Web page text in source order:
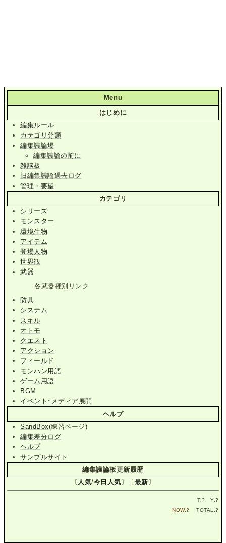
Menu
はじめに
編集ルール
カテゴリ分類
編集議論場
編集議論の前に
雑談板
旧編集議論過去ログ
管理・要望
カテゴリ
シリーズ
モンスター
環境生物
アイテム
登場人物
世界観
武器
各武器種別リンク
防具
システム
スキル
オトモ
クエスト
アクション
フィールド
モンハン用語
ゲーム用語
BGM
イベント･メディア展開
ヘルプ
SandBox(練習ページ)
編集差分ログ
ヘルプ
サンプルサイト
編集議論板更新履歴
〔 人気/今日人気〕〔最新〕
T.? Y.?
NOW.? TOTAL.?